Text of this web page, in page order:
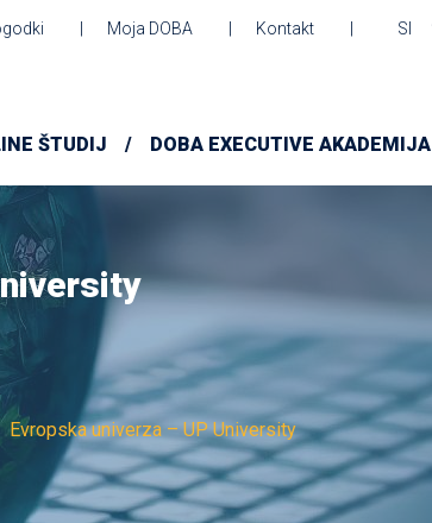
Moja DOBA Kontakt SI
ŠTUDIJ DOBA EXECUTIVE AKADEMIJA
Evropska univerza – UP University